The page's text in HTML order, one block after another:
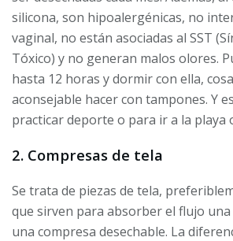
silicona, son hipoalergénicas, no
vaginal, no están asociadas al SST
Tóxico) y no generan malos olores.
hasta 12 horas y dormir con ella,
aconsejable hacer con tampones. Y
practicar deporte o para ir a la playa
2. Compresas de tela
Se trata de piezas de tela,
que sirven para absorber el flujo una
una compresa desechable. La